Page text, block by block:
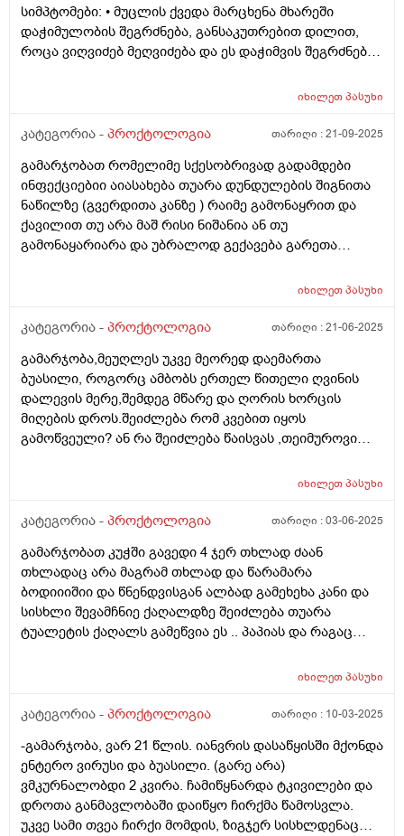
იცის ამისგან გაღიზიანებამ ტკივილი ქავილი ქავილი
ღამე და კანი მგონი დაწითლებული მაქვს ვარ ბიჭი
სიმპტომები: • მუცლის ქვედა მარცხენა მხარეში
დაჭიმულობის შეგრძნება, განსაკუთრებით დილით,
როცა ვიღვიძებ მეღვიძება და ეს დაჭიმვის შეგრძნება
შებერილობაა რომელიც მაწუხებს და მისველდება
რო დავჯდები ვერაფერს ვშვები მაქვს კიდევ. •
წასვლისას შეგრძნება, რომ ბოლომდე ვერ
ვცარიელდებისავით. • ჭინთების შემდეგ ხშირად
მინდება ბევრი შარდვა შემდეგ მიღიზიანდება და წვა
მიჩნდება. • მუცელი ხმაურობს ხშირად ხან მარცხენა
მხარეს ხან მარჯვენა თითქოს რაღაც უჭირს. • ბოლო
შემდეგ ჩვეულებრივად გახდა ხილის ჭამის შემდეგ •
შეგრძნება და მოშარდვის. • მადა ქრება როცა ასე ვარ
თუმცა როცა დაწყნარდება სიმპტომები რასაც არ ვჭამ,
ორგანიზმი იმის აღდგენას მთხოვს და როცა ავღადგენ
და კარგად შევჭამ შემდეგ ისევ მეწყება თითქოს
მატრიცაში ვარ და ჩემსთავს ვუჩალიჩებ და იქნებ
დამეხმაროთ მადლობა დიდი წინასწარ, ვფიქრობ,
შესაძლოა ნაწლავის ან ნაღვლის პრობლემა იყოს
შეგრძნებაც მაქვს ცოტათი და დილას უფრო შეტევები
ხილს არ ვჭამ და ჯანსაღად ეს შეიძლება იყოს ამის
თავი რაც ვნახე სიმპტომები ნაწლავის კიბოს გავდა და
შევშფოთდი 17 ის ეხლა გავხდი და ისეთს არ ვჭამ
არაფერს ასე რომ ვიყო
იხილეთპასუხი
კატეგორია - პროქტოლოგია თარიღი :21-09-2025
გამარჯობათ რომელიმე სქესობრივად გადამდები
ინფექციებიი აიასახება თუარა დუნდულების შიგნითა
ნაწილზე (გვერდითა კანზე ) რაიმე გამონაყრით და
ქავილით თუ არა მაშ რისი ნიშანია ან თუ
გამონაყარიარა და უბრალოდ გექავება გარეთა
იხილეთპასუხი
კატეგორია - პროქტოლოგია თარიღი :21-06-2025
გამარჯობა,მეუღლეს უკვე მეორედ დაემართა
ბუასილი, როგორც ამბობს ერთელ წითელი ღვინის
დალევის მერე,შემდეგ მწარე და ღორის ხორცის
მიღების დროს.შეიძლება რომ კვებით იყოს
გამოწვეული? ან რა შეიძლება წაისვას ,თეიმუროვი
როგორ უნდა მოიქცეს ,რა შეიძლება იხმაროს
იხილეთპასუხი
კატეგორია - პროქტოლოგია თარიღი :03-06-2025
გამარჯობათ კუჭში გავედი 4 ჯერ თხლად ძაან
თხლადაც არა მაგრამ თხლად და წარამარა
ბოდიიიშიი და წნენდვისგან ალბად გამეხეხა კანი და
სისხლი შევამჩნიე ქაღალდზე შეიძლება თუარა
ტუალეტის ქაღალს გამეწვია ეს .. პაპიას და რაგაც
ეგენიარა მეორეენაირი მაგას ვხმარობ .ასევე
ბუასილის დროს მწარის და მჟავის გარდა .და რომელი
იხილეთპასუხი
კატეგორია - პროქტოლოგია თარიღი : 10-03-2025
-გამარჯობა, ვარ 21 წლის. იანვრის დასაწყისში მქონდა
ენტერო ვირუსი და ბუასილი. (გარე არა)
ვმკურნალობდი 2 კვირა. ჩამიწყნარდა ტკივილები და
დროთა განმავლობაში დაიწყო ჩირქმა წამოსვლა.
უკვე სამი თვეა ჩირქი მომდის, ზიგჯერ სისხლდენაც